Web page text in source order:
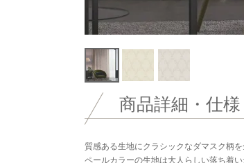
商品詳細・仕様
質感ある生地にクラシックなダマスク柄
ペールカラーの生地は大人らしい落ち着